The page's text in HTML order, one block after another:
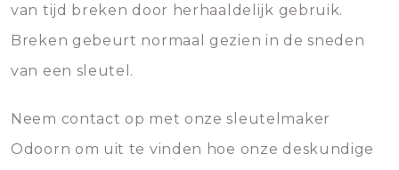
van tijd breken door herhaaldelijk gebruik.
Breken gebeurt normaal gezien in de sneden
van een sleutel.
Neem contact op met onze sleutelmaker
Odoorn om uit te vinden hoe onze deskundige